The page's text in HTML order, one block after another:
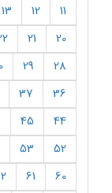
11
12
13
20
21
28
29
36
37
44
45
52
53
60
61